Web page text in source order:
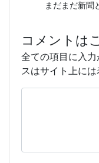
まだまだ新聞
コメントは
全ての項目に入
スはサイト上には